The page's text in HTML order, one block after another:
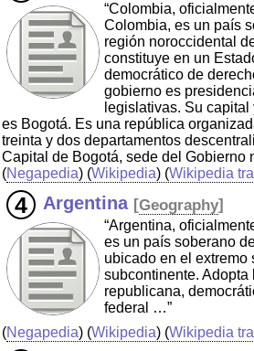
“Colombia,
Colombia, es un país
región noroccidental
constituye en un
democrático de
gobierno es
legislativas. Su
es Bogotá. Es una república
treinta y dos departamentos
Capital de Bogotá, sede del Gobierno
(Negapedia) (Wikipedia) (Wikipedia
Argentina [Geography]
“Argentina,
es un país soberano
ubicado en el extremo
subcontinente.
republicana,
federal …”
(Negapedia) (Wikipedia) (Wikipedia